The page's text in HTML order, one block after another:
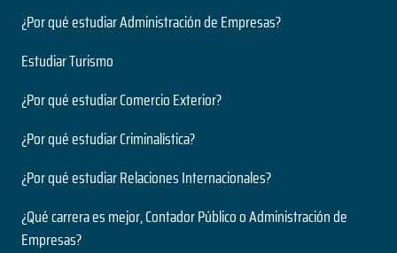
¿Por qué estudiar Administración de Empresas?
Estudiar Turismo
¿Por qué estudiar Comercio Exterior?
¿Por qué estudiar Criminalística?
¿Por qué estudiar Relaciones Internacionales?
¿Qué carrera es mejor, Contador Público o Administración de
Empresas?